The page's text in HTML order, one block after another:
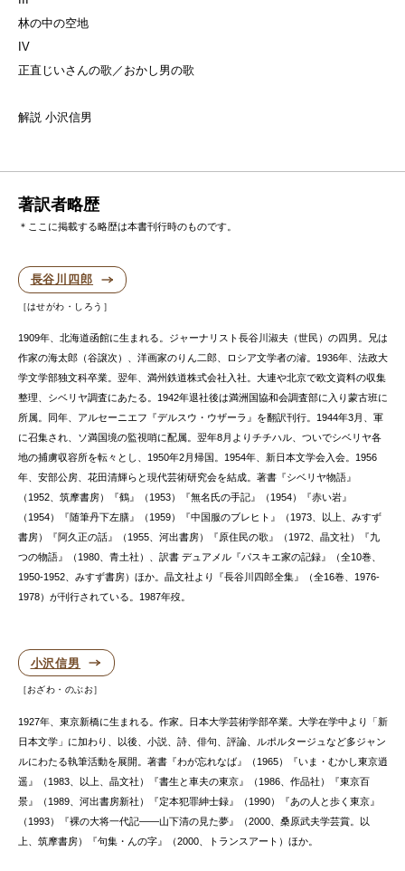
林の中の空地
IV
正直じいさんの歌／おかし男の歌
解説 小沢信男
著訳者略歴
＊ここに掲載する略歴は本書刊行時のものです。
長谷川四郎
はせがわ・しろう
1909年、北海道函館に生まれる。ジャーナリスト長谷川淑夫（世民）の四男。兄は
作家の海太郎（谷譲次）、洋画家のりん二郎、ロシア文学者の濬。1936年、法政大
学文学部独文科卒業。翌年、満州鉄道株式会社入社。大連や北京で欧文資料の収集
整理、シベリヤ調査にあたる。1942年退社後は満洲国協和会調査部に入り蒙古班に
所属。同年、アルセーニエフ『デルスウ・ウザーラ』を翻訳刊行。1944年3月、軍
に召集され、ソ満国境の監視哨に配属。翌年8月よりチチハル、ついでシベリヤ各
地の捕虜収容所を転々とし、1950年2月帰国。1954年、新日本文学会入会。1956
年、安部公房、花田清輝らと現代芸術研究会を結成。著書『シベリヤ物語』
（1952、筑摩書房）『鶴』（1953）『無名氏の手記』（1954）『赤い岩』
（1954）『随筆丹下左膳』（1959）『中国服のブレヒト』（1973、以上、みすず
書房）『阿久正の話』（1955、河出書房）『原住民の歌』（1972、晶文社）『九
つの物語』（1980、青土社）、訳書 デュアメル『パスキエ家の記録』（全10巻、
1950-1952、みすず書房）ほか。晶文社より『長谷川四郎全集』（全16巻、1976-
1978）が刊行されている。1987年歿。
小沢信男
おざわ・のぶお
1927年、東京新橋に生まれる。作家。日本大学芸術学部卒業。大学在学中より「新
日本文学」に加わり、以後、小説、詩、俳句、評論、ルポルタージュなど多ジャン
ルにわたる執筆活動を展開。著書『わが忘れなば』（1965）『いま・むかし東京逍
遥』（1983、以上、晶文社）『書生と車夫の東京』（1986、作品社）『東京百
景』（1989、河出書房新社）『定本犯罪紳士録』（1990）『あの人と歩く東京』
（1993）『裸の大将一代記——山下清の見た夢』（2000、桑原武夫学芸賞。以
上、筑摩書房）『句集・んの字』（2000、トランスアート）ほか。